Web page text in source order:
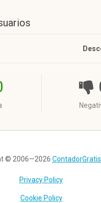
© 2006—2026
Privacy Policy
Cookie Policy